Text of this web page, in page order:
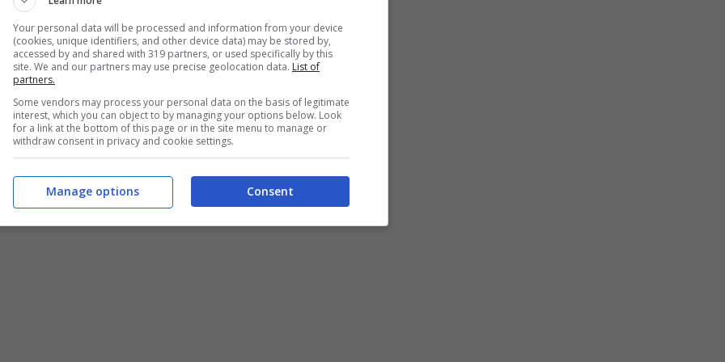
impegnato nella lotta alla pandemia di
conversione è quello delle rifiniture
della selleria per le supercar del
al giorno. “In un momento di
Domenicali, presidente e Ad di
dover dare un contributo concreto… E’
giorni in prima linea nella lotta a questa
battaglia”.
Your personal data will be processed and information from your device
(cookies, unique identifiers, and other device data) may be stored by,
accessed by and shared with 319 partners, or used specifically by this
site. We and our partners may use precise geolocation data. List of
partners.
Some vendors may process your personal data on the basis of legitimate
interest, which you can object to by managing your options below. Look
for a link at the bottom of this page or in the site menu to manage or
withdraw consent in privacy and cookie settings.
Consent
Manage options